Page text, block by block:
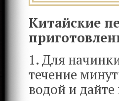
Китайские
1. Для
течение
водой и дайте